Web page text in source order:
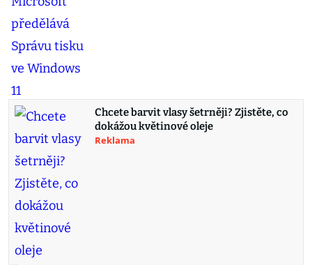
Chcete barvit vlasy šetrněji? Zjistěte, co
dokážou květinové oleje
Reklama